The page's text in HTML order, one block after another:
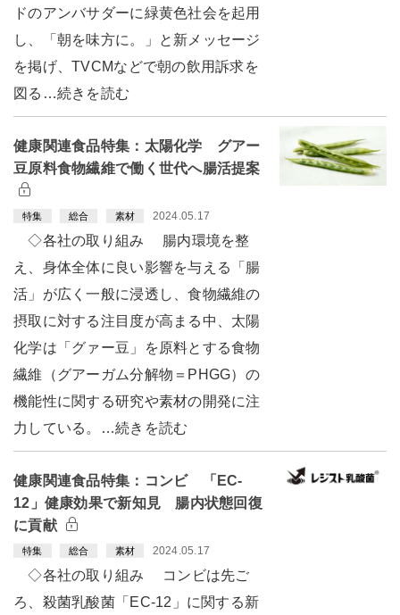
ドのアンバサダーに緑黄色社会を起用
し、「朝を味方に。」と新メッセージ
を掲げ、TVCMなどで朝の飲用訴求を
図る…続きを読む
健康関連食品特集：太陽化学 グアー
豆原料食物繊維で働く世代へ腸活提案
特集 総合 素材 2024.05.17
◇各社の取り組み 腸内環境を整
え、身体全体に良い影響を与える「腸
活」が広く一般に浸透し、食物繊維の
摂取に対する注目度が高まる中、太陽
化学は「グァー豆」を原料とする食物
繊維（グアーガム分解物＝PHGG）の
機能性に関する研究や素材の開発に注
力している。…続きを読む
健康関連食品特集：コンビ 「EC-
12」健康効果で新知見 腸内状態回復
に貢献
特集 総合 素材 2024.05.17
◇各社の取り組み コンビは先ご
ろ、殺菌乳酸菌「EC-12」に関する新